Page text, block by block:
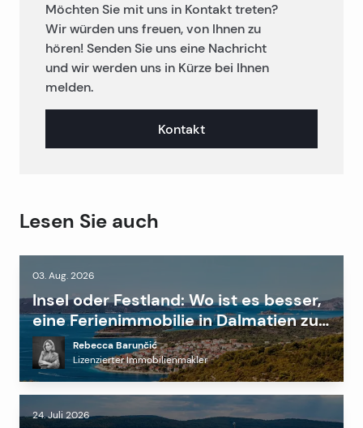
Möchten Sie mit uns in Kontakt treten?
Wir würden uns freuen, von Ihnen zu
hören! Senden Sie uns eine Nachricht
und wir werden uns in Kürze bei Ihnen
melden.
Kontakt
Lesen Sie auch
03. Aug. 2026
Insel oder Festland: Wo ist es besser,
eine Ferienimmobilie in Dalmatien zu
kaufen?Rebecca Barunčić
Lizenzierter Immobilienmakler
24. Juli 2026